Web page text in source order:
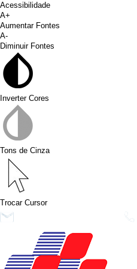
Acessibilidade
A+
Aumentar Fontes
A-
Diminuir Fontes
Inverter Cores
Tons de Cinza
Trocar Cursor